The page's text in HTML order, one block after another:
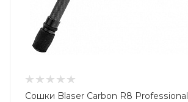
Сошки Blaser Carbon R8 Professional